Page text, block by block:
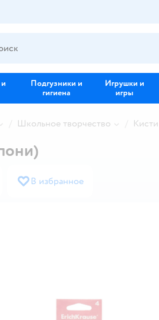
Подгузники и
гигиена
Игрушки и
игры
Школьное творчество Кисти
В избранное